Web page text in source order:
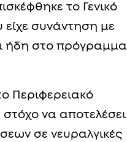
το Γενικό
είχε συνάντηση με
ήδη στο πρόγραμμα
Περιφερειακό
να αποτελέσει
σε νευραλγικές